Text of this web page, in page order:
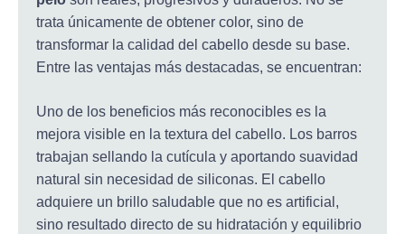
trata únicamente de obtener color, sino de
transformar la calidad del cabello desde su base.
Entre las ventajas más destacadas, se encuentran:
Uno de los beneficios más reconocibles es la
mejora visible en la textura del cabello. Los barros
trabajan sellando la cutícula y aportando suavidad
natural sin necesidad de siliconas. El cabello
adquiere un brillo saludable que no es artificial,
sino resultado directo de su hidratación y equilibrio